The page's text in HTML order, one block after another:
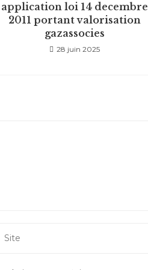
application loi 14 decembre
2011 portant valorisation
gazassocies
28 juin 2025
l’URL